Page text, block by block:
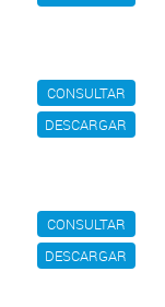
CONSULTAR
DESCARGAR
CONSULTAR
DESCARGAR